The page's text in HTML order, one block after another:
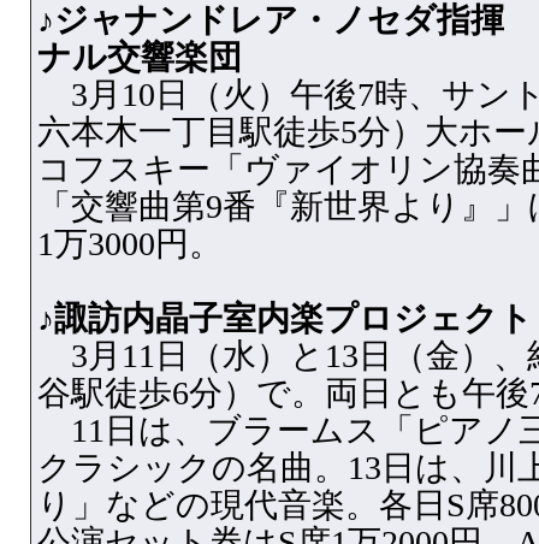
♪ジャナンドレア・ノセダ指揮
ナル交響楽団
3月10日（火）午後7時、サン
六本木一丁目駅徒歩5分）大ホ
コフスキー「ヴァイオリン協奏
「交響曲第9番『新世界より』
1万3000円。
♪諏訪内晶子室内楽プロジェクト
3月11日（水）と13日（金）、
谷駅徒歩6分）で。両日とも午後
11日は、ブラームス「ピアノ
クラシックの名曲。13日は、川
り」などの現代音楽。各日S席